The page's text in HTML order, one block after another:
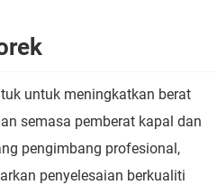
untuk meningkatkan berat
semasa pemberat kapal dan
pengimbang profesional,
penyelesaian berkualiti